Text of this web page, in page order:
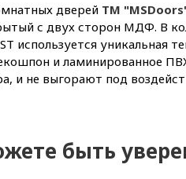
дверей ТМ
с двух сторон МДФ. В
используется
и ламинированное
и не выгорают под
быть